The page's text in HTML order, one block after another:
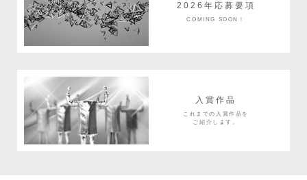
2026年応募要項
COMING SOON！
入賞作品
これまでの入賞作品を
ご紹介します。